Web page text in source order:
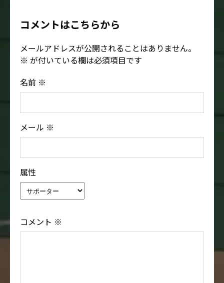
コメントはこちらから
メールアドレスが公開されることはありません。
※ が付いている欄は必須項目です
名前 ※
メール ※
属性
コメント ※